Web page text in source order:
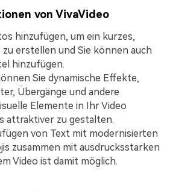
von VivaVideo
hinzufügen, um ein kurzes,
erstellen und Sie können auch
hinzufügen.
Sie dynamische Effekte,
Übergänge und andere
Elemente in Ihr Video
attraktiver zu gestalten.
von Text mit modernisierten
zusammen mit ausdrucksstarken
Video ist damit möglich.